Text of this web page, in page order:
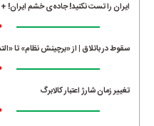
ایران را تست نکنید! جاده‌ی خشم ایران! +
سقوط در باتلاق | از «برچینش نظام» تا
تغییر زمان شارژ اعتبار کالابرگ